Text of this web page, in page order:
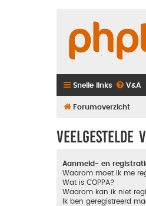
Snelle links V&A
Forumoverzicht
Veelgestelde
Aanmeld- en
Waarom moet ik me
Wat is COPPA?
Waarom kan ik niet
Ik ben geregistreerd